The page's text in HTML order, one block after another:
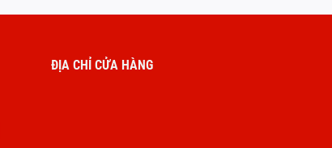
ĐỊA CHỈ CỬA HÀNG